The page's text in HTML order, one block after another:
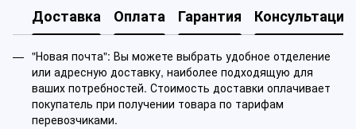
Доставка Оплата Гарантия Консультация
"Новая почта": Вы можете выбрать удобное отделение
или адресную доставку, наиболее подходящую для
ваших потребностей. Стоимость доставки оплачивает
покупатель при получении товара по тарифам
перевозчиками.